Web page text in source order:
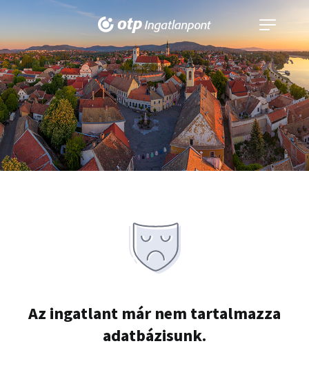
Navigáció
kinyitása
Az ingatlant már nem tartalmazza
adatbázisunk.